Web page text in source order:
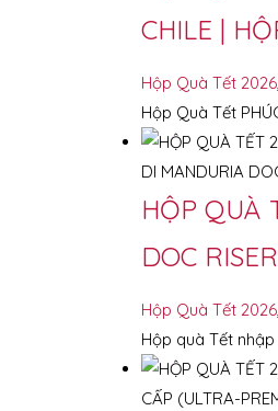
CHILE |
Hộp Quà Tết 2026
Hộp Quà Tết
HỘP QUÀ
DOC
Hộp Quà Tết 2026
Hộp quà Tết